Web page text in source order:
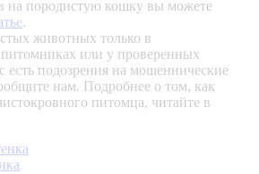
на породистую кошку вы можете
.
животных только в
или у проверенных
есть подозрения на мошеннические
нам. Подробнее о том, как
питомца, читайте в